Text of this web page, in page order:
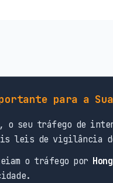
para a
o seu tráfego de
leis de vigilância
o tráfego por